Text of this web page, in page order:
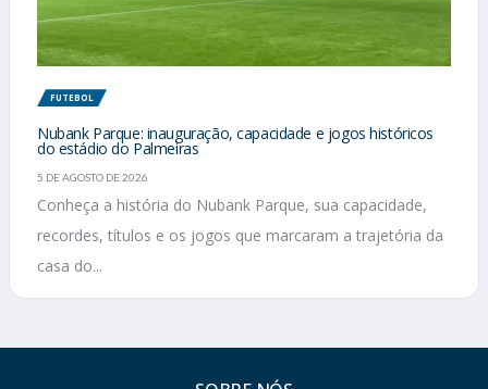
FUTEBOL
Nubank Parque: inauguração, capacidade e jogos históricos
do estádio do Palmeiras
5 DE AGOSTO DE 2026
Conheça a história do Nubank Parque, sua capacidade,
recordes, títulos e os jogos que marcaram a trajetória da
casa do...